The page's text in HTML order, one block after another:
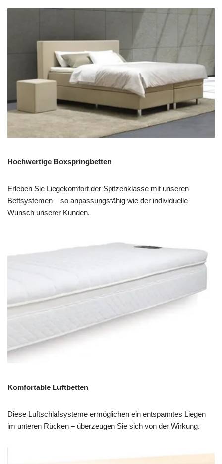
Hochwertige Boxspringbetten
Erleben Sie Liegekomfort der Spitzenklasse mit unseren
Bettsystemen – so anpassungsfähig wie der individuelle
Wunsch unserer Kunden.
Komfortable Luftbetten
Diese Luftschlafsysteme ermöglichen ein entspanntes Liegen
im unteren Rücken – überzeugen Sie sich von der Wirkung.